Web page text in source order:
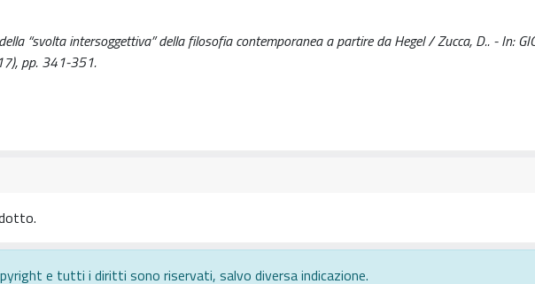
“svolta intersoggettiva” della filosofia contemporanea a partire da Hegel / Zucca, D.. - In:
pp. 341-351.
e tutti i diritti sono riservati, salvo diversa indicazione.